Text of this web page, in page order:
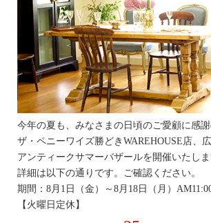
今年の夏も、みなさまの日頃のご愛顧に感
ザ・ペニーワイズ勝どきWAREHOUSE店、
アンティークサマーバザールを開催いたしま
詳細は以下の通りです。ご確認ください。
期間：8月1日（金）～8月18日（月）
【火曜日定休】